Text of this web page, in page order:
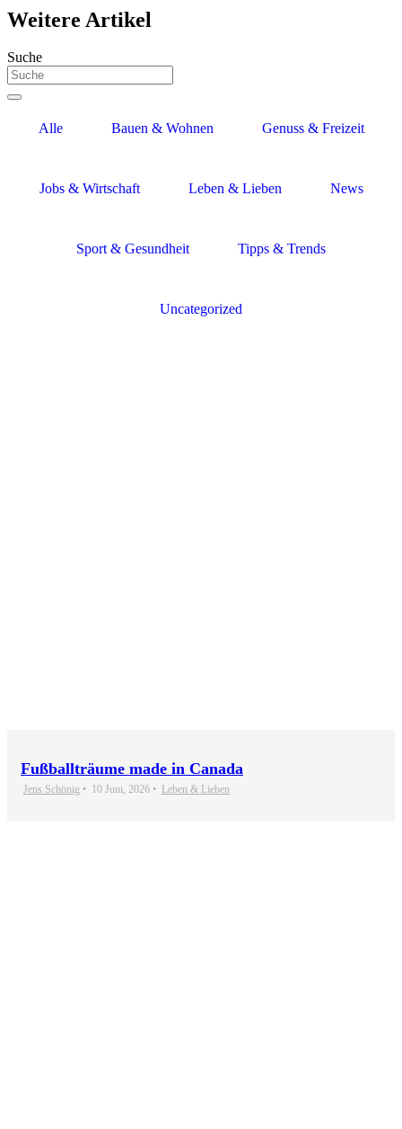
Weitere Artikel
Suche
Alle Bauen & Wohnen Genuss & Freizeit
Jobs & Wirtschaft Leben & Lieben News
Sport & Gesundheit Tipps & Trends
Uncategorized
Fußballträume made in Canada
Jens Schönig • 10 Juni, 2026 • Leben & Lieben